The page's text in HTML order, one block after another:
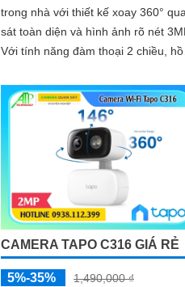
trong nhà với thiết kế xoay 360°
sát toàn diện và hình ảnh rõ nét
Với tính năng đàm thoại 2 chiều,
camera giúp bạn giám sát mọi lúc,
nơi
CAMERA TAPO C316 GIÁ RẺ
5%-35%
1,490,000 ₫